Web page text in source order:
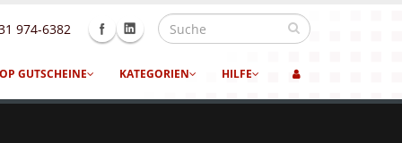
974-6382
GUTSCHEINE KATEGORIEN HILFE